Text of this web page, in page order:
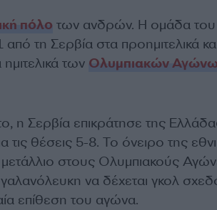
πόλο των ανδρών. Η ομάδα του
τη Σερβία στα προημιτελικά
των Ολυμπιακών
η Σερβία επικράτησε της
τις θέσεις 5-8. Το όνειρο της
στους Ολυμπιακούς
να δέχεται γκολ
επίθεση του αγώνα.